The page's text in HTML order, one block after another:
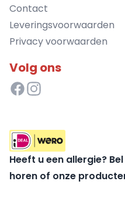
Contact
Leveringsvoorwaarden
Privacy voorwaarden
Volg ons
Heeft u een allergie?
horen of onze